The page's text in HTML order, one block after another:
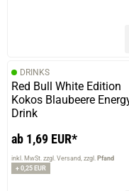
DRINKS
Red Bull White Edition
Kokos Blaubeere
Drink
ab 1,69 EUR*
inkl. MwSt. zzgl. Versand zzgl. Pfand
+ 0,25 EUR